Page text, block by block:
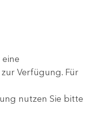
Verfügung. Für
nutzen Sie bitte